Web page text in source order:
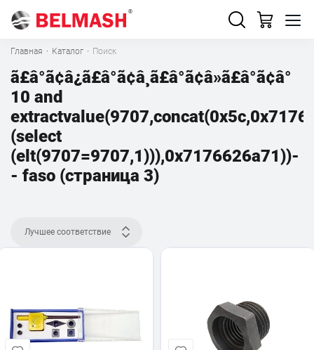
Главная · Каталог · Поиск
ã£â°ã¢â¿ã£â°ã¢â¸ã£â°ã¢â»ã£â°ã¢â°
10 and
(select
(elt(9707=9707,1))),0x7176626a71))-
- faso (страница 3)
Лучшее соответствие